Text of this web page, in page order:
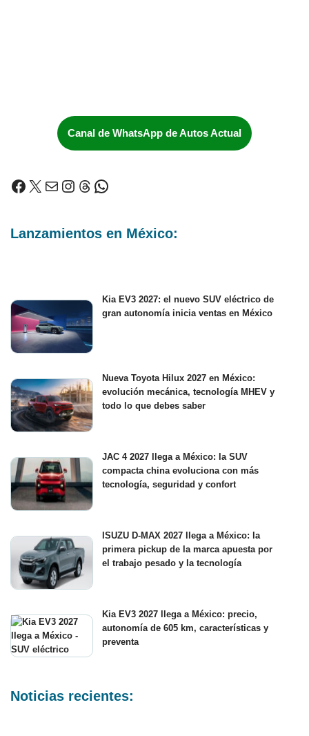
Canal de WhatsApp de Autos Actual
Lanzamientos en México:
Kia EV3 2027: el nuevo SUV eléctrico de
gran autonomía inicia ventas en México
Nueva Toyota Hilux 2027 en México:
evolución mecánica, tecnología MHEV y
todo lo que debes saber
JAC 4 2027 llega a México: la SUV
compacta china evoluciona con más
tecnología, seguridad y confort
ISUZU D-MAX 2027 llega a México: la
primera pickup de la marca apuesta por
el trabajo pesado y la tecnología
Kia EV3 2027 llega a México: precio,
autonomía de 605 km, características y
preventa
Noticias recientes: